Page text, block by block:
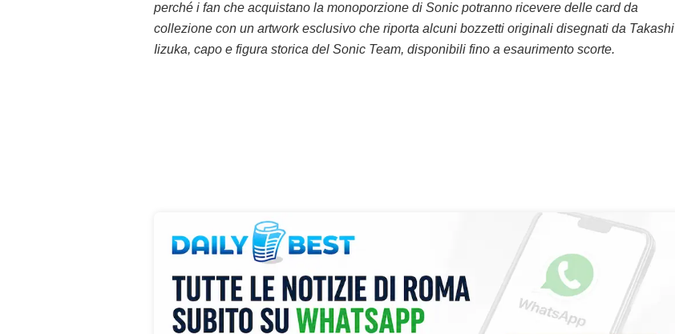
perché i fan che acquistano la monoporzione di Sonic potranno ricevere delle card da
collezione con un artwork esclusivo che riporta alcuni bozzetti originali disegnati da Takashi
Iizuka, capo e figura storica del Sonic Team, disponibili fino a esaurimento scorte.